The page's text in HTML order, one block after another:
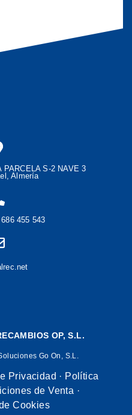
PARCELA S-2 NAVE 3
Almería
455 543
OP, S.L.
Go On, S.L.
Privacidad · Política
de Venta ·
Cookies